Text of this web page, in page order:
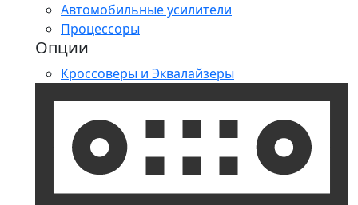
Автомобильные усилители
Процессоры
Опции
Кроссоверы и Эквалайзеры